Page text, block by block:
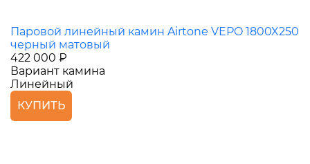
Паровой линейный камин Airtone VEPO 1800X250
черный матовый
422 000 ₽
Вариант камина
Линейный
КУПИТЬ